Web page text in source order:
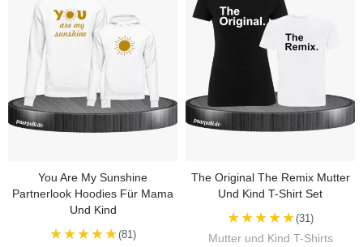
You Are My Sunshine
Partnerlook Hoodies Für Mama
Und Kind
★★★★★(81)
The Original The Remix Mutter
Und Kind T-Shirt Set
★★★★★(31)
Mutter und Kind T-Shirts